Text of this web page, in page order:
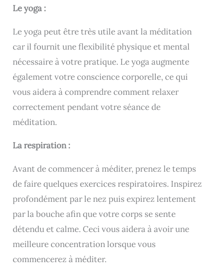
Le yoga :
Le yoga peut être très utile avant la méditation
car il fournit une flexibilité physique et mental
nécessaire à votre pratique. Le yoga augmente
également votre conscience corporelle, ce qui
vous aidera à comprendre comment relaxer
correctement pendant votre séance de
méditation.
La respiration :
Avant de commencer à méditer, prenez le temps
de faire quelques exercices respiratoires. Inspirez
profondément par le nez puis expirez lentement
par la bouche afin que votre corps se sente
détendu et calme. Ceci vous aidera à avoir une
meilleure concentration lorsque vous
commencerez à méditer.